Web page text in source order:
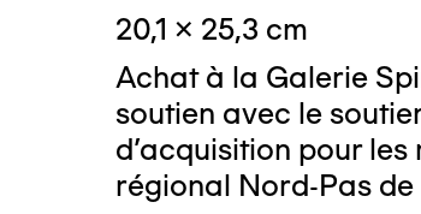
20,1 x 25,3 cm
Achat à la Galerie
soutien avec le
d'acquisition pour les
régional Nord-Pas